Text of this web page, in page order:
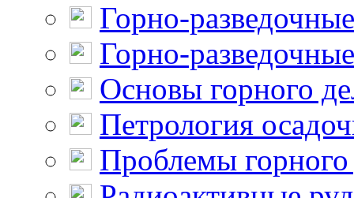
Горно-
Горно-
Основы горного
Петрология
Проблемы горного